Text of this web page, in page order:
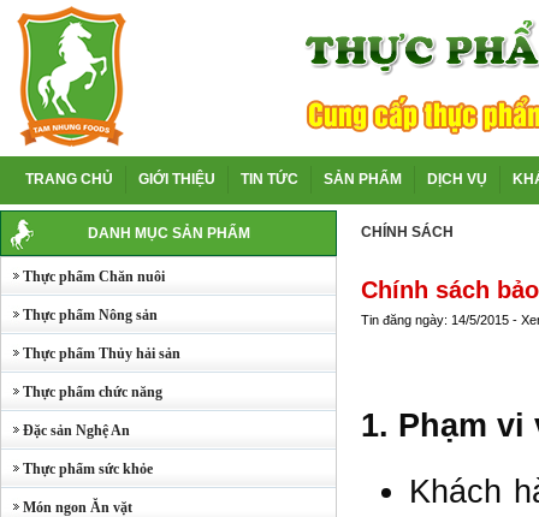
TRANG CHỦ GIỚI THIỆU TIN TỨC SẢN PHẨM DỊCH VỤ
DANH MỤC SẢN PHẨM
Thực phẩm Chăn nuôi
Thực phẩm Nông sản
Thực phẩm Thủy hải sản
Thực phẩm chức năng
Đặc sản Nghệ An
Thực phẩm sức khỏe
Món ngon Ăn vặt
CHÍNH SÁCH
Chính sách
Tin đăng ngày: 14/5/2015 -
1. Phạm
Khách